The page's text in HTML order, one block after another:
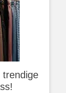
trendige